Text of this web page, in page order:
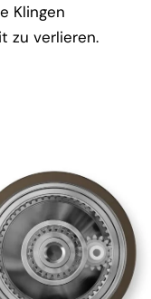
Klingen
zu verlieren.